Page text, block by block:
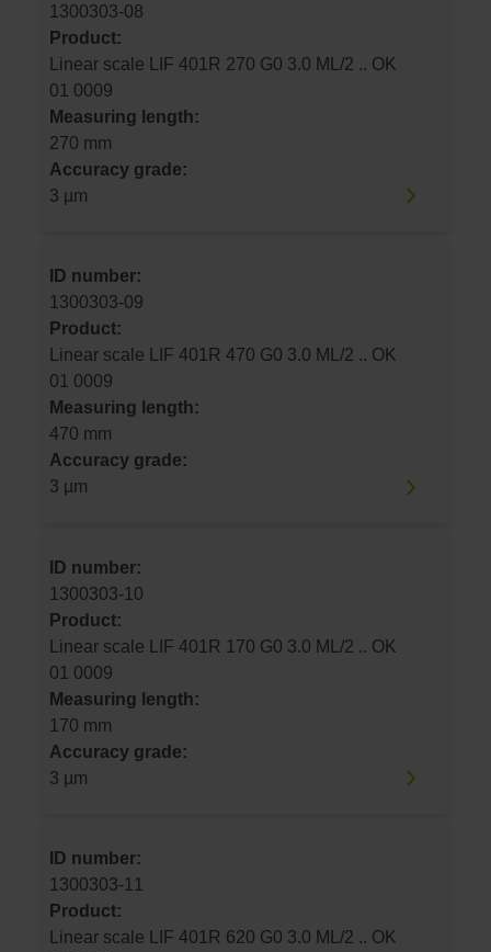
1300303-08
Product:
Linear scale LIF 401R 270 G0 3.0 ML/2 .. OK
01 0009
Measuring length:
270 mm
Accuracy grade:
3 µm
ID number:
1300303-09
Product:
Linear scale LIF 401R 470 G0 3.0 ML/2 .. OK
01 0009
Measuring length:
470 mm
Accuracy grade:
3 µm
ID number:
1300303-10
Product:
Linear scale LIF 401R 170 G0 3.0 ML/2 .. OK
01 0009
Measuring length:
170 mm
Accuracy grade:
3 µm
ID number:
1300303-11
Product:
Linear scale LIF 401R 620 G0 3.0 ML/2 .. OK